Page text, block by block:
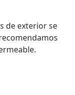
de exterior se